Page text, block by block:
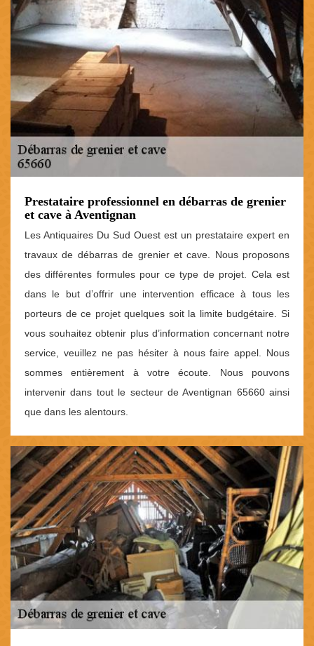
Prestataire professionnel en débarras de grenier
et cave à Aventignan
Les Antiquaires Du Sud Ouest est un prestataire expert en
travaux de débarras de grenier et cave. Nous proposons
des différentes formules pour ce type de projet. Cela est
dans le but d’offrir une intervention efficace à tous les
porteurs de ce projet quelques soit la limite budgétaire. Si
vous souhaitez obtenir plus d’information concernant notre
service, veuillez ne pas hésiter à nous faire appel. Nous
sommes entièrement à votre écoute. Nous pouvons
intervenir dans tout le secteur de Aventignan 65660 ainsi
que dans les alentours.